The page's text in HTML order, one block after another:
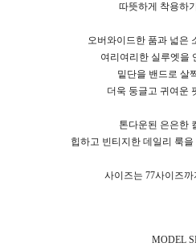
따뜻하게 착용하
오버와이드한 품과 넓은
여리여리한 실루엣을
밑단을 밴드로 살
더욱 둥글고 귀여운
톤다운된 은은한
힙하고 빈티지한 데일리 룩
사이즈는 77사이즈
MODEL